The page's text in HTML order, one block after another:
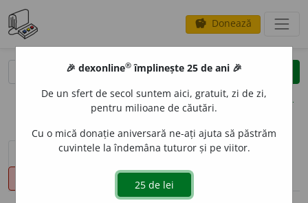
savings Donează
clear
opțiuni
sinteza definițiilor (1) definiții (20)
declinări
🎉 dexonline® împlinește 25 de ani 🎉
De un sfert de secol suntem aici, gratuit, zi de zi,
pentru milioane de căutări.
Cu o mică donație aniversară ne-ați ajuta să păstrăm
cuvintele la îndemâna tuturor și pe viitor.